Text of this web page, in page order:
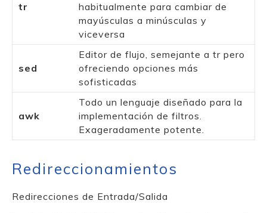
tr
habitualmente para cambiar de
mayúsculas a minúsculas y
viceversa
sed
Editor de flujo, semejante a tr pero
ofreciendo opciones más
sofisticadas
awk
Todo un lenguaje diseñado para la
implementación de filtros.
Exageradamente potente.
Redireccionamientos
Redirecciones de Entrada/Salida